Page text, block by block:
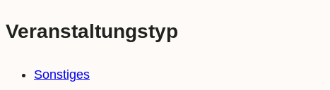
Veranstaltungstyp
Sonstiges